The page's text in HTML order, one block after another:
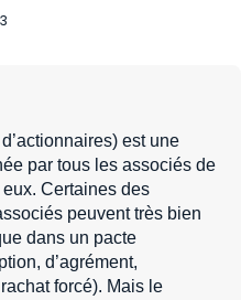
est une
par tous les associés de
eux. Certaines des
peuvent très bien
dans un pacte
d’agrément,
forcé). Mais le